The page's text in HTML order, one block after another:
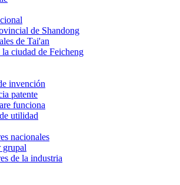
de Shandong
de Tai'an
ciudad de Feicheng
invención
patente
funciona
utilidad
nacionales
grupal
de la industria